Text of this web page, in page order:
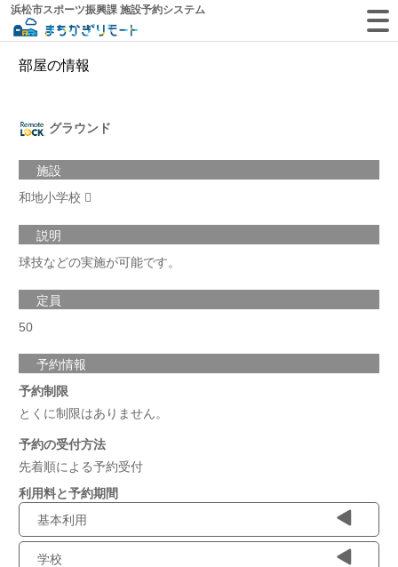
浜松市スポーツ振興課 施設予約システム
部屋の情報
グラウンド
施設
和地小学校
説明
球技などの実施が可能です。
定員
50
予約情報
予約制限
とくに制限はありません。
予約の受付方法
先着順による予約受付
利用料と予約期間
基本利用
学校